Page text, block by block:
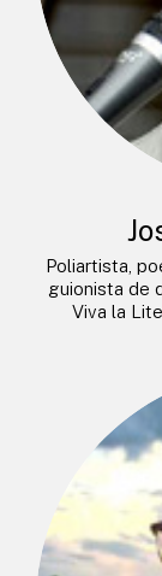
Poliartista,
guionista de
Viva la